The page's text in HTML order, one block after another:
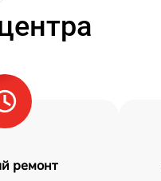
ремонт